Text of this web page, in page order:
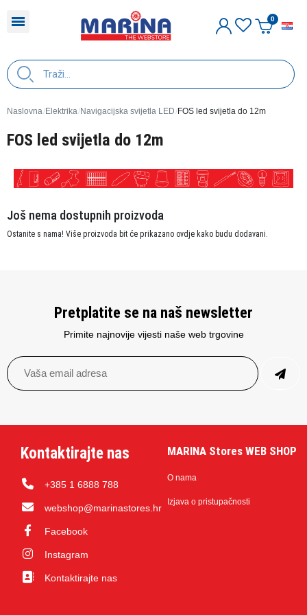
Naslovna Elektrika Navigacijska svijetla LED FOS led svijetla do 12m
FOS led svijetla do 12m
Još nema dostupnih proizvoda
Ostanite s nama! Više proizvoda bit će prikazano ovdje kako budu dodavani.
Pretplatite se na naš newsletter
Primite najnovije vijesti naše web trgovine
Kontaktirajte nas
+385 1 6888 788
webshop@marinastores.hr
Facebook
Instagram
Kontaktirajte nas
MARINA Stores WEB SHOP
O nama
Izjava o pristupačnosti